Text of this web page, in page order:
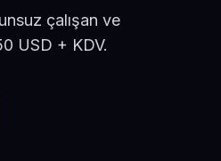
çalışan ve
USD + KDV.